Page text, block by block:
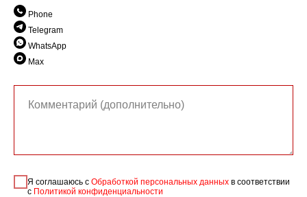
Phone
Telegram
WhatsApp
Max
Я соглашаюсь с Обработкой персональных данных в соответствии
с Политикой конфиденциальности